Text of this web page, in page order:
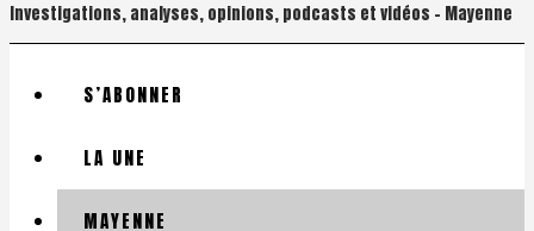
Investigations, analyses, opinions, podcasts et vidéos – Mayenne
S’ABONNER
LA UNE
MAYENNE